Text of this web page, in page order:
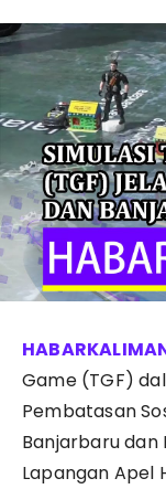
Game (TGF)
Pembatasan
Banjarbaru dan
Lapangan Apel